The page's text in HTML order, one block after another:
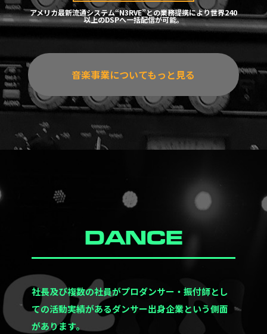
アメリカ最新流通システム“N3RVE”との業務提携により世界240
以上のDSPへ一括配信が可能。
音楽事業についてもっと見る
DANCE
社長及び複数の社員がプロダンサー・振付師とし
ての活動実績があるダンサー出身企業という側面
があります。